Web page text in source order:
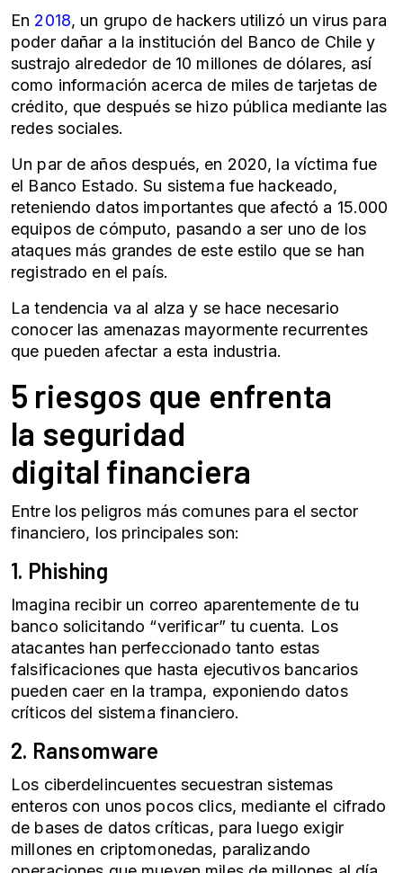
En 2018, un grupo de hackers utilizó un virus para
poder dañar a la institución del Banco de Chile y
sustrajo alrededor de 10 millones de dólares, así
como información acerca de miles de tarjetas de
crédito, que después se hizo pública mediante las
redes sociales.
Un par de años después, en 2020, la víctima fue
el Banco Estado. Su sistema fue hackeado,
reteniendo datos importantes que afectó a 15.000
equipos de cómputo, pasando a ser uno de los
ataques más grandes de este estilo que se han
registrado en el país.
La tendencia va al alza y se hace necesario
conocer las amenazas mayormente recurrentes
que pueden afectar a esta industria.
5 riesgos que enfrenta
la seguridad
digital financiera
Entre los peligros más comunes para el sector
financiero, los principales son:
1. Phishing
Imagina recibir un correo aparentemente de tu
banco solicitando “verificar” tu cuenta. Los
atacantes han perfeccionado tanto estas
falsificaciones que hasta ejecutivos bancarios
pueden caer en la trampa, exponiendo datos
críticos del sistema financiero.
2. Ransomware
Los ciberdelincuentes secuestran sistemas
enteros con unos pocos clics, mediante el cifrado
de bases de datos críticas, para luego exigir
millones en criptomonedas, paralizando